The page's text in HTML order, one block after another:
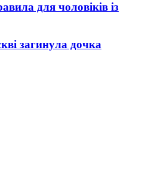
для чоловіків із
загинула дочка